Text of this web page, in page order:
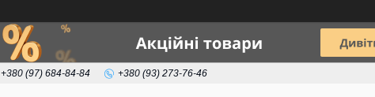
+380 (97) 684-84-84 +380 (93) 273-76-46